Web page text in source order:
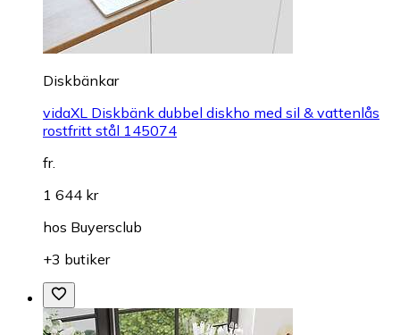
Diskbänkar
vidaXL Diskbänk dubbel diskho med sil & vattenlås
rostfritt stål 145074
fr.
1 644 kr
hos Buyersclub
+3 butiker